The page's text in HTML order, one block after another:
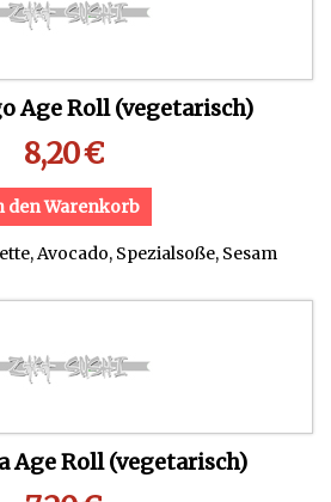
Age Roll (vegetarisch)
8,20€
den Warenkorb
Avocado, Spezialsoße, Sesam
Age Roll (vegetarisch)